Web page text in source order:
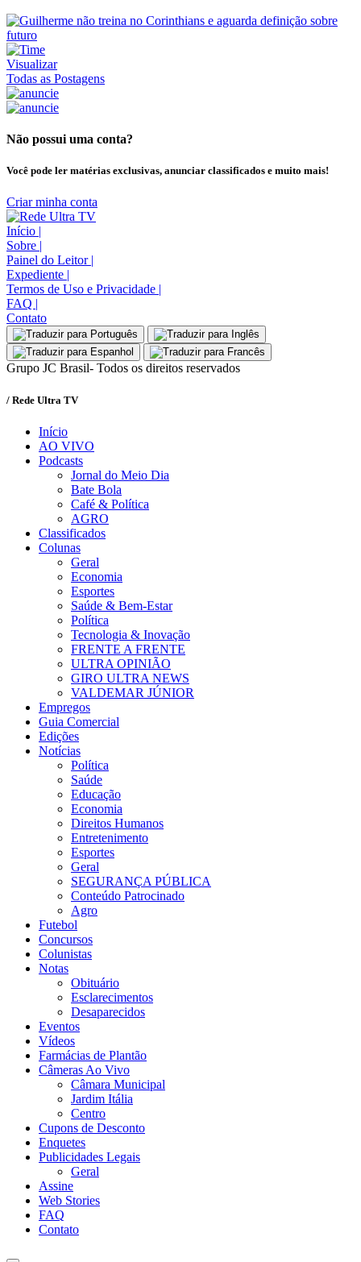
Visualizar
Todas as Postagens
Não possui uma conta?
Você pode ler matérias exclusivas, anunciar classificados e muito mais!
Criar minha conta
Início |
Sobre |
Painel do Leitor |
Expediente |
Termos de Uso e Privacidade |
FAQ |
Contato
Grupo JC Brasil- Todos os direitos reservados
/ Rede Ultra TV
Início
AO VIVO
Podcasts
Jornal do Meio Dia
Bate Bola
Café & Política
AGRO
Classificados
Colunas
Geral
Economia
Esportes
Saúde & Bem-Estar
Política
Tecnologia & Inovação
FRENTE A FRENTE
ULTRA OPINIÃO
GIRO ULTRA NEWS
VALDEMAR JÚNIOR
Empregos
Guia Comercial
Edições
Notícias
Política
Saúde
Educação
Economia
Direitos Humanos
Entretenimento
Esportes
Geral
SEGURANÇA PÚBLICA
Conteúdo Patrocinado
Agro
Futebol
Concursos
Colunistas
Notas
Obituário
Esclarecimentos
Desaparecidos
Eventos
Vídeos
Farmácias de Plantão
Câmeras Ao Vivo
Câmara Municipal
Jardim Itália
Centro
Cupons de Desconto
Enquetes
Publicidades Legais
Geral
Assine
Web Stories
FAQ
Contato